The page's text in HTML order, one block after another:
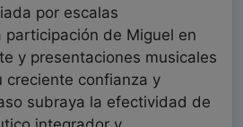
por escalas
de Miguel en
y presentaciones musicales
creciente confianza y
subraya la efectividad de